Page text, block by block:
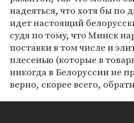
надеяться, что хотя бы по
идет настоящий
судя по тому, что Минск
поставки в том числе и
плесенью (которые в
никогда в Белоруссии не
верно, скорее всего,